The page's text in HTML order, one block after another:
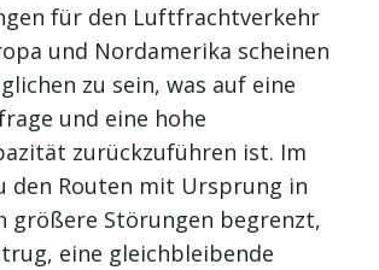
für den Luftfrachtverkehr
und Nordamerika scheinen
zu sein, was auf eine
und eine hohe
zurückzuführen ist. Im
den Routen mit Ursprung in
größere Störungen begrenzt,
eine gleichbleibende